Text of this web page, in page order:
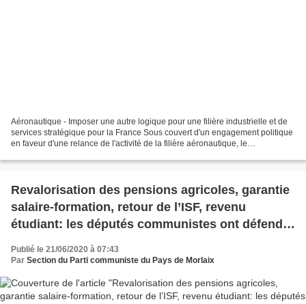
Aéronautique - Imposer une autre logique pour une filière industrielle et de
services stratégique pour la France Sous couvert d'un engagement politique
en faveur d'une relance de l'activité de la filière aéronautique, le
Revalorisation des pensions agricoles, garantie
salaire-formation, retour de l’ISF, revenu
étudiant: les députés communistes ont défendu
Publié le 21/06/2020 à 07:43
Par Section du Parti communiste du Pays de Morlaix